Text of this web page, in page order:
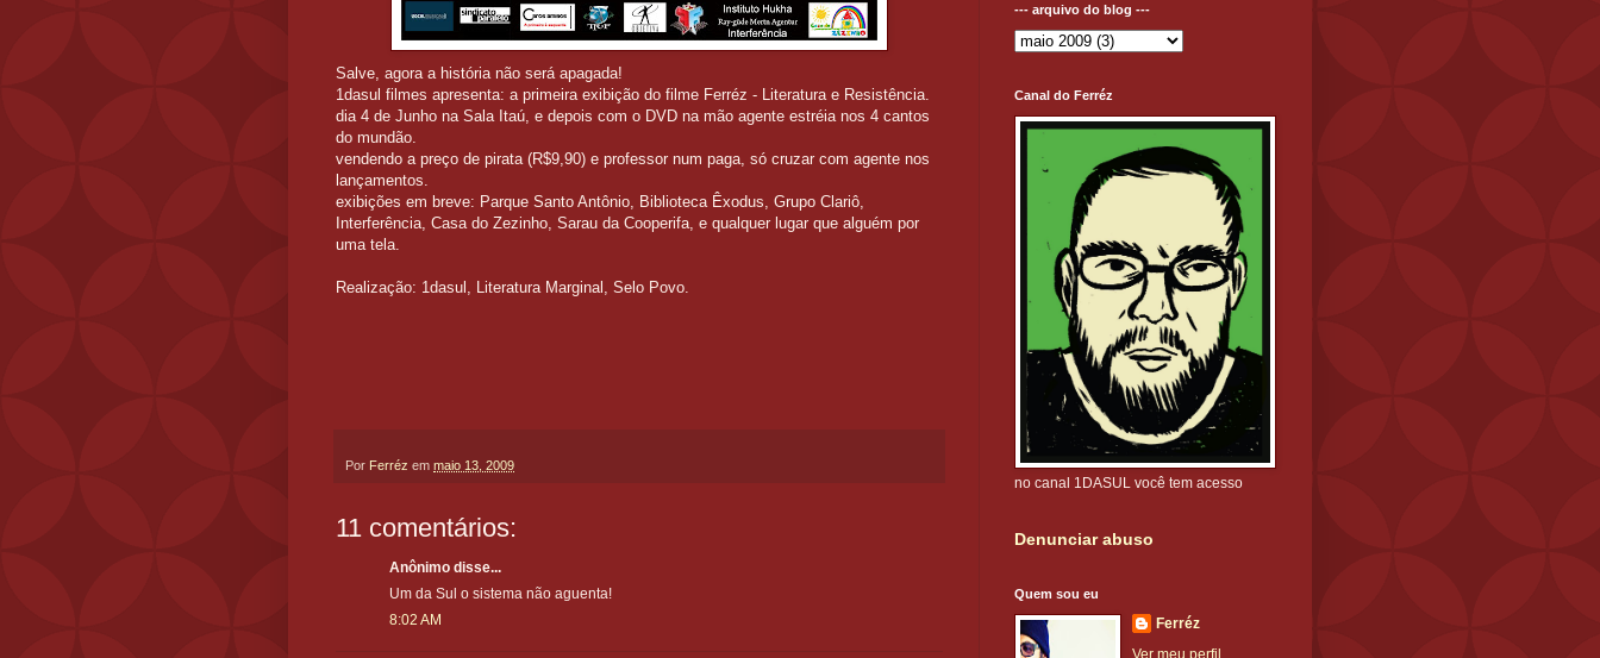
Salve, agora a história não será apagada!
1dasul filmes apresenta: a primeira exibição do filme Ferréz - Literatura e Resistência.
dia 4 de Junho na Sala Itaú, e depois com o DVD na mão agente estréia nos 4 cantos
do mundão.
vendendo a preço de pirata (R$9,90) e professor num paga, só cruzar com agente nos
lançamentos.
exibições em breve: Parque Santo Antônio, Biblioteca Êxodus, Grupo Clariô,
Interferência, Casa do Zezinho, Sarau da Cooperifa, e qualquer lugar que alguém por
uma tela.
Realização: 1dasul, Literatura Marginal, Selo Povo.
Por Ferréz em maio 13, 2009
11 comentários:
Anônimo disse...
Um da Sul o sistema não aguenta!
8:02 AM
--- arquivo do blog ---
Canal do Ferréz
no canal 1DASUL você tem acesso
Denunciar abuso
Quem sou eu
Ferréz
Ver meu perfil